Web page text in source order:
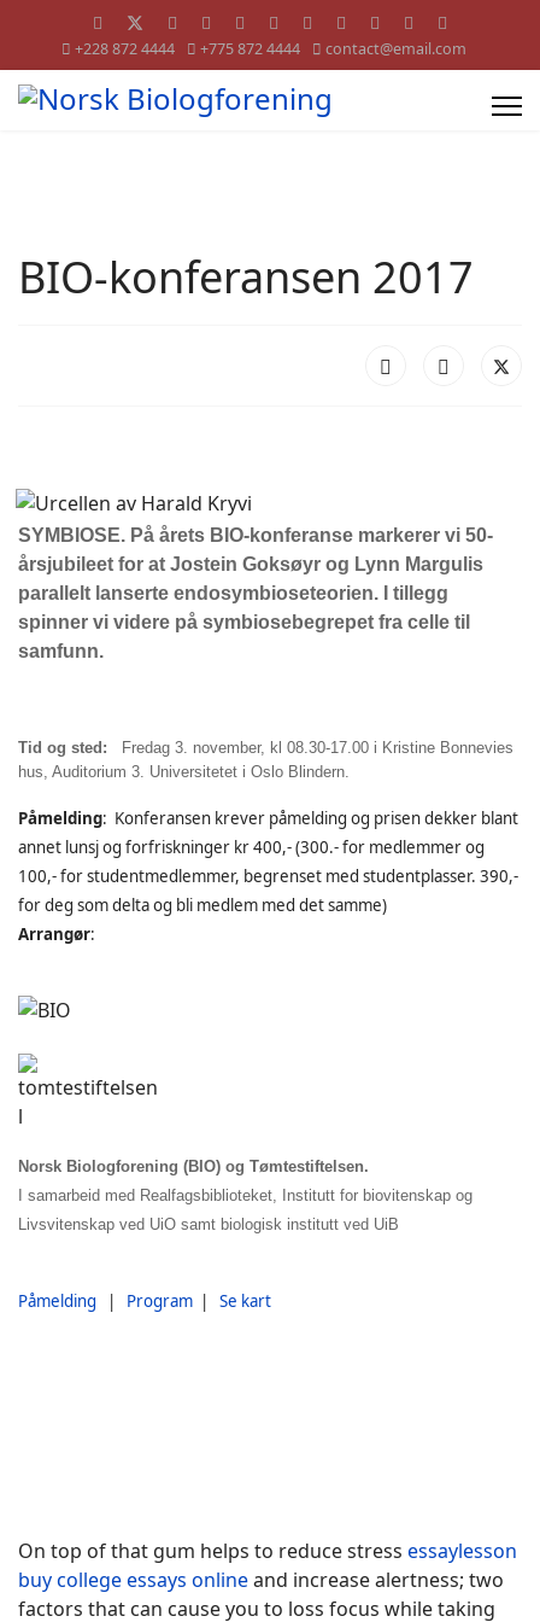
+228 872 4444 +775 872 4444 contact@email.com
BIO-konferansen 2017
SYMBIOSE. På årets BIO-konferanse markerer vi 50-
årsjubileet for at Jostein Goksøyr og Lynn Margulis
parallelt lanserte endosymbioseteorien. I tillegg
spinner vi videre på symbiosebegrepet fra celle til
samfunn.
Tid og sted: Fredag 3. november, kl 08.30-17.00 i Kristine Bonnevies
hus, Auditorium 3. Universitetet i Oslo Blindern.
Påmelding: Konferansen krever påmelding og prisen dekker blant
annet lunsj og forfriskninger kr 400,- (300.- for medlemmer og
100,- for studentmedlemmer, begrenset med studentplasser. 390,-
for deg som delta og bli medlem med det samme)
Arrangør:
Norsk Biologforening (BIO) og Tømtestiftelsen.
I samarbeid med Realfagsbiblioteket, Institutt for biovitenskap og
Livsvitenskap ved UiO samt biologisk institutt ved UiB
Påmelding | Program | Se kart
On top of that gum helps to reduce stress essaylesson
buy college essays onlineand increase alertness; two
factors that can cause you to loss focus while taking